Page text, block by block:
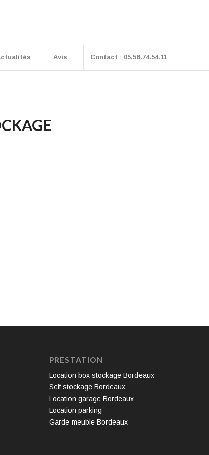
Avis Contact : 05.56.74.54.11
PRESTATION
Location box stockage Bordeaux
Self stockage Bordeaux
Location garage Bordeaux
Location parking
Garde meuble Bordeaux